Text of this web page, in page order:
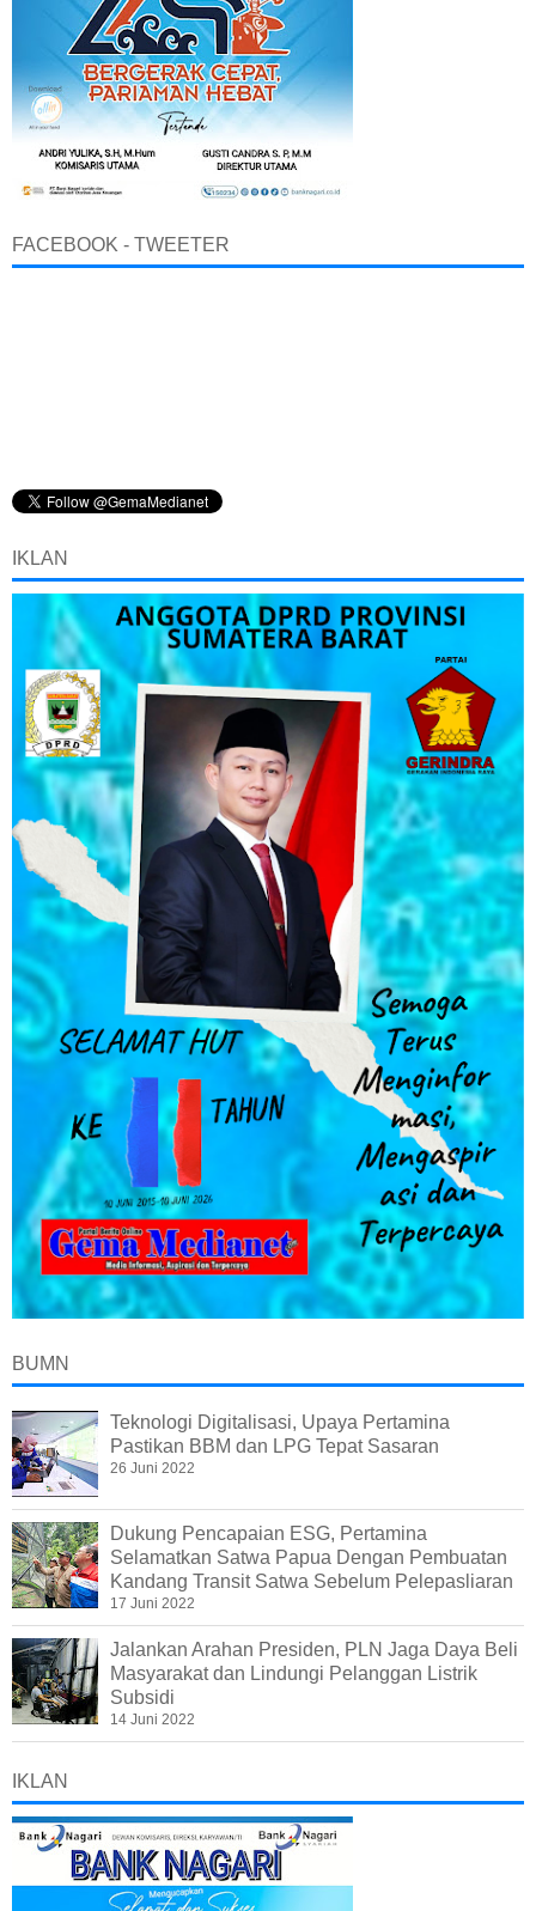
FACEBOOK - TWEETER
IKLAN
BUMN
Teknologi Digitalisasi, Upaya Pertamina
Pastikan BBM dan LPG Tepat Sasaran
26 Juni 2022
Dukung Pencapaian ESG, Pertamina
Selamatkan Satwa Papua Dengan Pembuatan
Kandang Transit Satwa Sebelum Pelepasliaran
17 Juni 2022
Jalankan Arahan Presiden, PLN Jaga Daya Beli
Masyarakat dan Lindungi Pelanggan Listrik
Subsidi
14 Juni 2022
IKLAN